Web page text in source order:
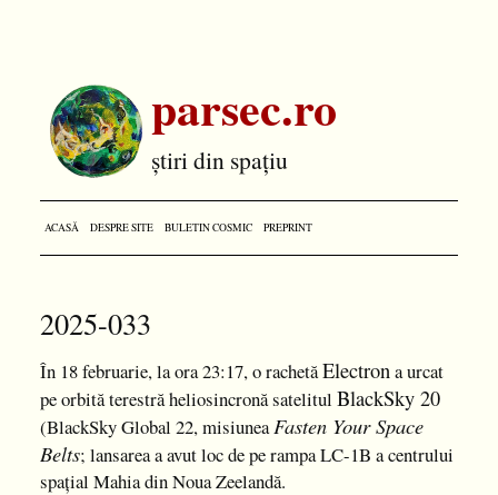
parsec.ro
știri din spațiu
ACASĂ DESPRE SITE BULETIN COSMIC PREPRINT
2025-033
În 18 februarie, la ora 23:17, o rachetăElectrona urcat
pe orbită terestră heliosincronă satelitul BlackSky 20
(BlackSky Global 22, misiuneaFasten Your Space
Belts; lansarea a avut loc de pe rampa LC-1B a centrului
spațial Mahia din Noua Zeelandă.